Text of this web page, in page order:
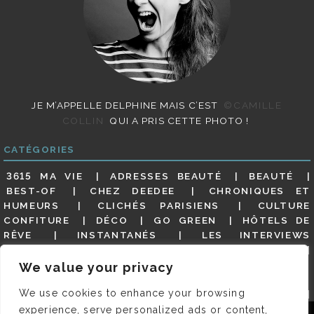
We value your privacy
We use cookies to enhance your browsing
experience, serve personalized ads or content,
JE M’APPELLE DELPHINE MAIS C’EST
©CAMILLE
COLLIN
QUI A PRIS CETTE PHOTO !
CATÉGORIES
3615 MA VIE ADRESSES BEAUTÉ
BEAUTÉ
BEST-OF
CHEZ DEEDEE
CHRONIQUES ET
HUMEURS
CLICHÉS PARISIENS
CULTURE
CONFITURE
DÉCO GO GREEN
HÔTELS DE
RÊVE
INSTANTANÉS
LES INTERVIEWS
MES ADRESSES
MODE NON CLASSÉ
GUIDE
PARIS EN PHOTOS
RESTAURANTS
REVUE DE PRESSE DÉTAILLÉE, SIOU PLAIT